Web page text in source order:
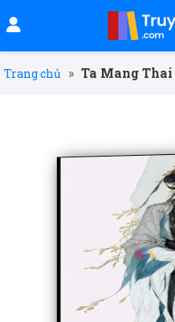
Trang chủ » Ta Mang Thai